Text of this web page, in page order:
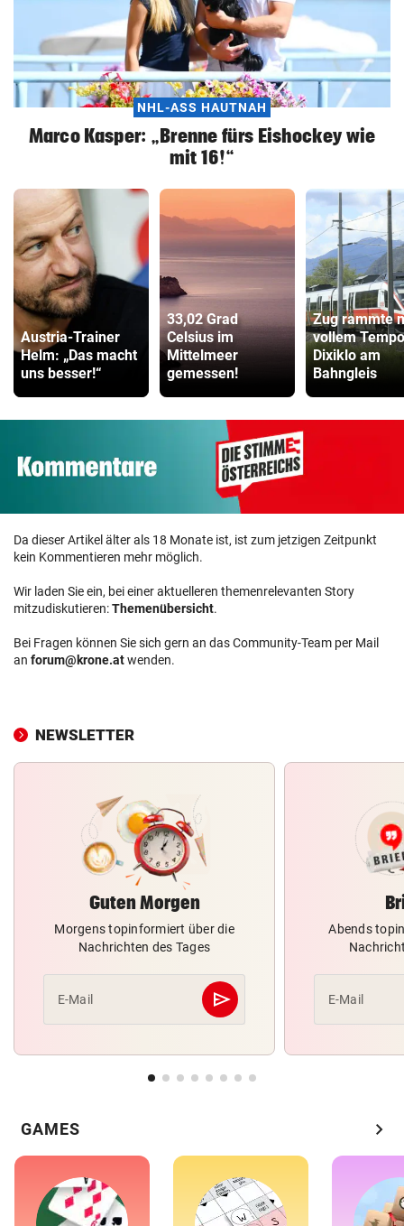
NHL-ASS HAUTNAH
Marco Kasper: „Brenne fürs Eishockey wie
mit 16!“
Austria-Trainer
Helm: „Das macht
uns besser!“
33,02 Grad
Celsius im
Mittelmeer
gemessen!
Zug rammte
vollem Tempo
Dixiklo am
Bahngleis
Da dieser Artikel älter als 18 Monate ist, ist zum jetzigen Zeitpunkt
kein Kommentieren mehr möglich.
Wir laden Sie ein, bei einer aktuelleren themenrelevanten Story
mitzudiskutieren:Themenübersicht.
Bei Fragen können Sie sich gern an das Community-Team per Mail
an forum@krone.atwenden.
NEWSLETTER
Guten Morgen
Morgens topinformiert über die
Nachrichten des Tages
E-Mail send
Abschicken
Abends
E-Mail
GAMES chevron_right